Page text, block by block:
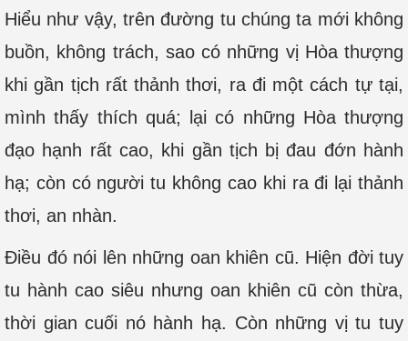
Hiểu như vậy, trên đường tu chúng ta mới không
buồn, không trách, sao có những vị Hòa thượng
khi gần tịch rất thảnh thơi, ra đi một cách tự tại,
mình thấy thích quá; lại có những Hòa thượng
đạo hạnh rất cao, khi gần tịch bị đau đớn hành
hạ; còn có người tu không cao khi ra đi lại thảnh
thơi, an nhàn.
Điều đó nói lên những oan khiên cũ. Hiện đời tuy
tu hành cao siêu nhưng oan khiên cũ còn thừa,
thời gian cuối nó hành hạ. Còn những vị tu tuy